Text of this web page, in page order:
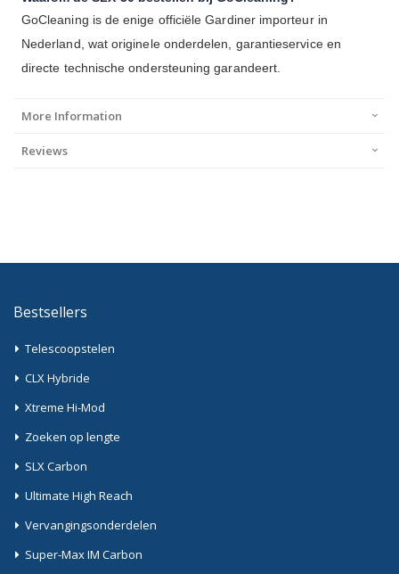
GoCleaning is de enige officiële Gardiner importeur in
Nederland, wat originele onderdelen, garantieservice en
directe technische ondersteuning garandeert.
More Information
Reviews
Bestsellers
Telescoopstelen
CLX Hybride
Xtreme Hi-Mod
Zoeken op lengte
SLX Carbon
Ultimate High Reach
Vervangingsonderdelen
Super-Max IM Carbon